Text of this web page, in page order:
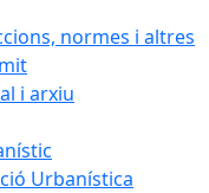
normes i altres
i arxiu
Urbanística